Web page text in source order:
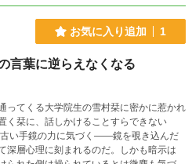
お気に入り追加 1
言葉に逆らえなくなる
ってくる大学院生の雪村栞に密かに惹かれ
く栞に、話しかけることすらできない
深層心理に刻まれるのだ。しかも暗示は